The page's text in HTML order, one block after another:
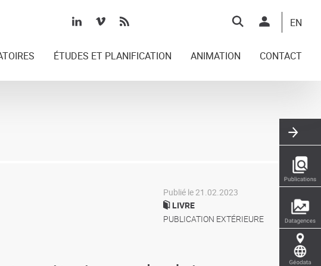
Top
EN
ÉTUDES ET PLANIFICATION ANIMATION CONTACT
Publié le 21.02.2023
LIVRE
PUBLICATION EXTÉRIEURE